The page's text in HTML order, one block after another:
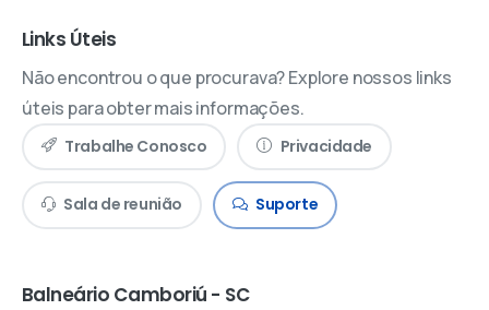
Links Úteis
Não encontrou o que procurava? Explore nossos links
úteis para obter mais informações.
Trabalhe Conosco Privacidade
Sala de reunião Suporte
Balneário Camboriú - SC